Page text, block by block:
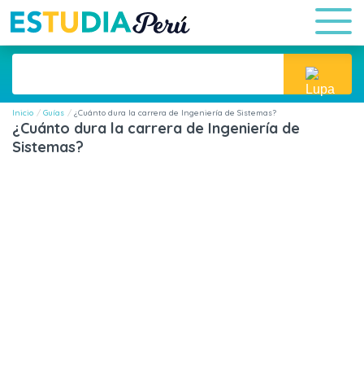
Inicio Guías ¿Cuánto dura la carrera de Ingeniería de Sistemas?
¿Cuánto dura la carrera de Ingeniería de
Sistemas?